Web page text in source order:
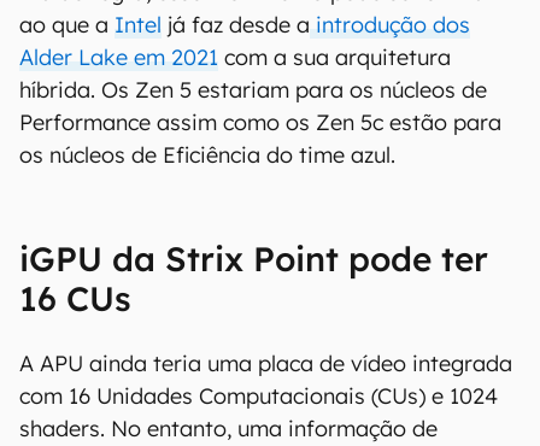
ao que a Intel já faz desde a introdução dos
Alder Lake em 2021 com a sua arquitetura
híbrida. Os Zen 5 estariam para os núcleos de
Performance assim como os Zen 5c estão para
os núcleos de Eficiência do time azul.
iGPU da Strix Point pode ter
16 CUs
A APU ainda teria uma placa de vídeo integrada
com 16 Unidades Computacionais (CUs) e 1024
shaders. No entanto, uma informação de